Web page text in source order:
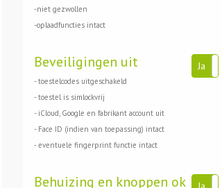
-niet gezwollen
-oplaadfuncties intact
Beveiligingen uit
- toestelcodes uitgeschakeld
- toestel is simlockvrij
- iCloud, Google en fabrikant account uit
- Face ID (indien van toepassing) intact
- eventuele fingerprint functie intact
Ja
Behuizing en knoppen ok